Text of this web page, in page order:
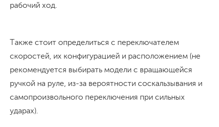
рабочий ход.
Также стоит определиться с переключателем
скоростей, их конфигурацией и расположением (не
рекомендуется выбирать модели с вращающейся
ручкой на руле, из-за вероятности соскальзывания и
самопроизвольного переключения при сильных
ударах).